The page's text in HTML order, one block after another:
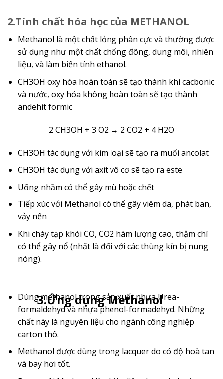
2.Tính chất hóa học của METHANOL
Methanol là một chất lỏng phân cực và thường được
sử dụng như một chất chống đông, dung môi, nhiên
liệu, và làm biến tính ethanol.
CH3OH oxy hóa hoàn toàn sẽ tạo thành khí cacbonic
và nước, oxy hóa không hoàn toàn sẽ tạo thành
andehit formic
2 CH3OH + 3 O2 → 2 CO2 + 4 H2O
CH3OH tác dụng với kim loại sẽ tạo ra muối ancolat
CH3OH tác dụng với axit vô cơ sẽ tạo ra este
Uống nhầm có thể gây mù hoặc chết
Tiếp xúc với Methanol có thể gây viêm da, phát ban,
vảy nến
Khi cháy tạp khói CO, CO2 hàm lượng cao, thậm chí
có thể gây nổ (nhất là đối với các thùng kín bị nung
nóng).
3.Ứng dụng Methanol
Dùng methanol trong sản xuất nhựa Urea-
formaldehyd và nhựa phenol-formadehyd. Những
chất này là nguyên liệu cho ngành công nghiệp
carton thô.
Methanol được dùng trong lacquer do có độ hoà tan
và bay hơi tốt.